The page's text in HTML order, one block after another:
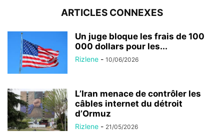
ARTICLES CONNEXES
Un juge bloque les frais de 100
000 dollars pour les...
Rizlene - 10/06/2026
L’Iran menace de contrôler les
câbles internet du détroit
d’Ormuz
Rizlene - 21/05/2026